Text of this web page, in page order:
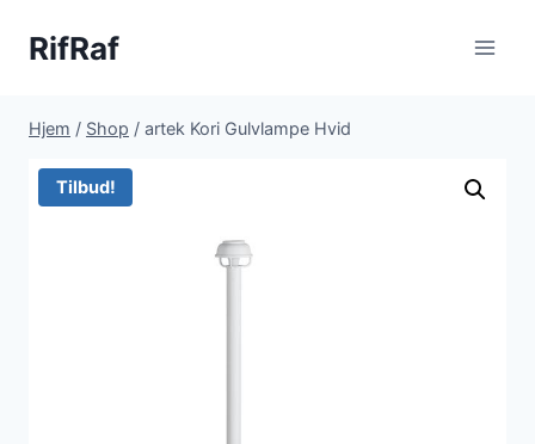
RifRaf
Hjem / Shop / artek Kori Gulvlampe Hvid
Tilbud!